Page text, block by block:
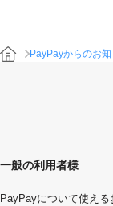
PayPayからのお
一般の利用者様
PayPayについて使える